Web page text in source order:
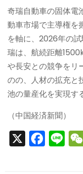
奇瑞自動車の固体電
動車市場で主導権を
を軸に、2026年の
瑞は、航続距離
や長安との競争をリ
のの、人材の拡充と
池の量産化を実現す
（中国経済新聞）
X F Li